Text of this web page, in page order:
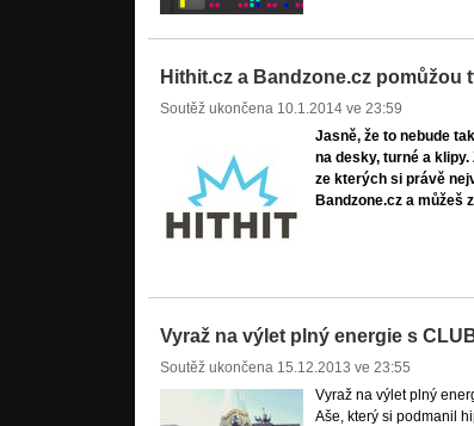
Hithit.cz a Bandzone.cz pomůžou
Soutěž ukončena 10.1.2014 ve 23:59
Jasně, že to nebude
na desky, turné a
ze kterých si právě
Bandzone.cz a můžeš
Vyraž na výlet plný energie s
Soutěž ukončena 15.12.2013 ve 23:55
Vyraž na výlet plný
Aše, který si podmanil